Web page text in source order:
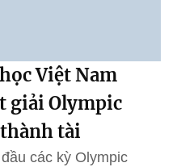
Việt Nam
giải Olympic
tài
các kỳ Olympic